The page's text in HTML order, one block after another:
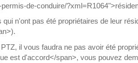
de-conduire/
n'ont pas été propriétaires de leur
il vous faudra ne pas avoir été
est d'accord</span>, vous pouvez